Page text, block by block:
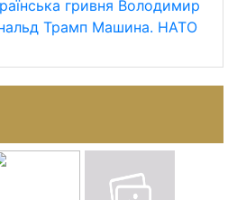
гривня Володимир
Трамп Машина. НАТО